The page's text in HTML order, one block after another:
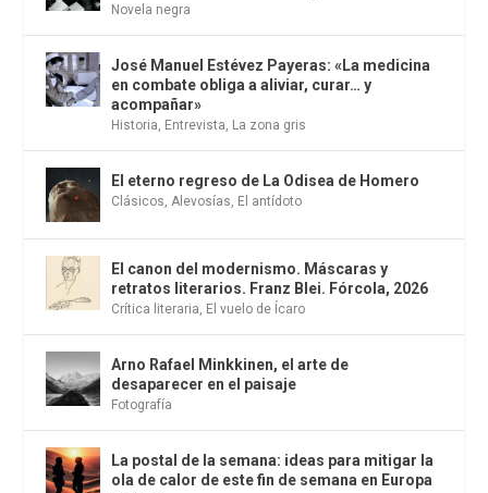
Novela negra
José Manuel Estévez Payeras: «La medicina
en combate obliga a aliviar, curar… y
acompañar»
Historia Entrevista La zona gris
El eterno regreso de La Odisea de Homero
Clásicos Alevosías El antídoto
El canon del modernismo. Máscaras y
retratos literarios. Franz Blei. Fórcola, 2026
Crítica literaria El vuelo de Ícaro
Arno Rafael Minkkinen, el arte de
desaparecer en el paisaje
Fotografía
La postal de la semana: ideas para mitigar la
ola de calor de este fin de semana en Europa